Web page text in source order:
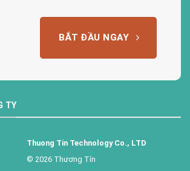
BẮT ĐẦU NGAY
TY
Thuong Tin Technology Co., LTD
© 2026 Thương Tín